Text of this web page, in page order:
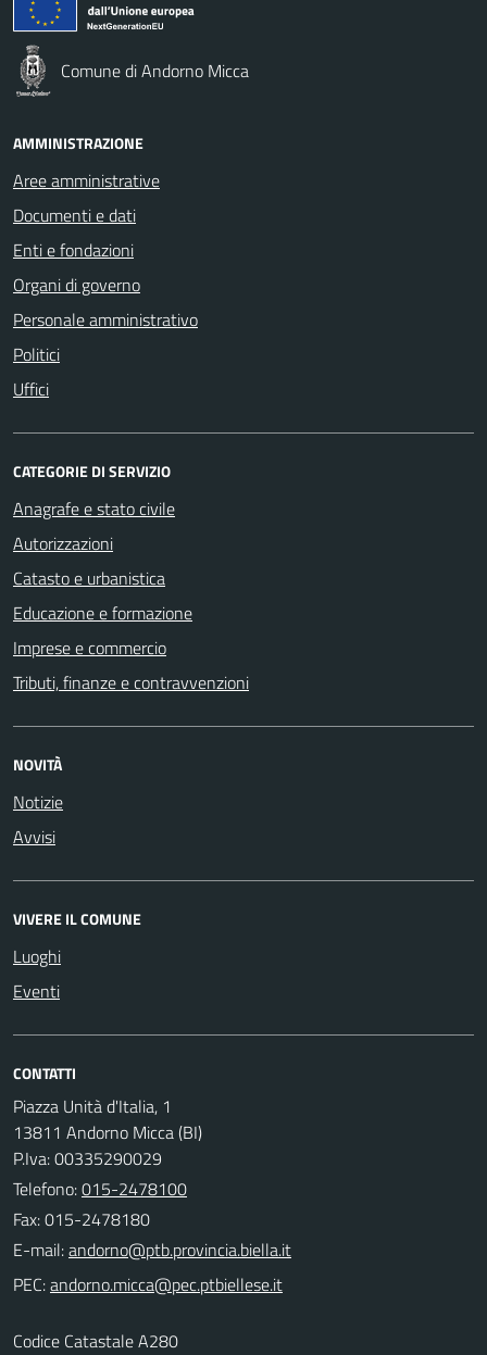
Comune di Andorno Micca
AMMINISTRAZIONE
Aree amministrative
Documenti e dati
Enti e fondazioni
Organi di governo
Personale amministrativo
Politici
Uffici
CATEGORIE DI SERVIZIO
Anagrafe e stato civile
Autorizzazioni
Catasto e urbanistica
Educazione e formazione
Imprese e commercio
Tributi, finanze e contravvenzioni
NOVITÀ
Notizie
Avvisi
VIVERE IL COMUNE
Luoghi
Eventi
CONTATTI
Piazza Unità d'Italia, 1
13811 Andorno Micca (BI)
P.Iva: 00335290029
Telefono:015-2478100
Fax: 015-2478180
E-mail:
PEC:
Codice Catastale A280